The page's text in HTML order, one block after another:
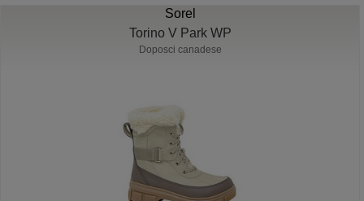
Sorel
Torino V Park WP
Doposci canadese